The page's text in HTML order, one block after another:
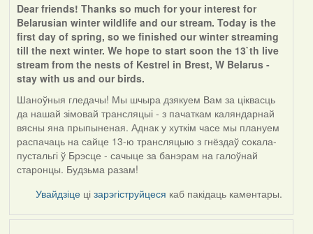
Dear friends! Thanks so much for your interest for
Belarusian winter wildlife and our stream. Today is the
first day of spring, so we finished our winter streaming
till the next winter. We hope to start soon the 13`th live
stream from the nests of Kestrel in Brest, W Belarus -
stay with us and our birds.
Шаноўныя гледачы! Мы шчыра дзякуем Вам за ціквасць
да нашай зімовай трансляцыі - з пачаткам каляндарнай
вясны яна прыпыненая. Аднак у хуткім часе мы плануем
распачаць на сайце 13-ю трансляцыю з гнёздаў сокала-
пустальгі ў Брэсце - сачыце за банэрам на галоўнай
старонцы. Будзьма разам!
Увайдзіце цізарэгіструйцеся каб пакідаць каментары.